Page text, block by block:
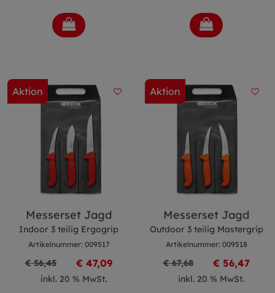
Aktion
Messerset Jagd
Indoor 3 teilig Ergogrip
Artikelnummer: 009517
€ 56,45 € 47,09
inkl. 20 % MwSt.
Aktion
Messerset Jagd
Outdoor 3 teilig Mastergrip
Artikelnummer: 009518
€ 67,68 € 56,47
inkl. 20 % MwSt.